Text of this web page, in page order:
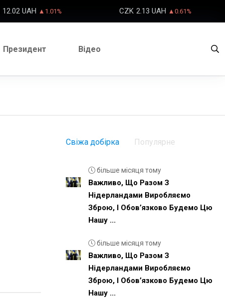
12.02 UAH ▲1.01% CZK 2.13 UAH ▲0.61%
Президент Відео
Свіжа добірка Популярне
більше місяця тому
Важливо, Що Разом З
Нідерландами Виробляємо
Зброю, І Обовʼязково Будемо Цю
Нашу ...
більше місяця тому
Важливо, Що Разом З
Нідерландами Виробляємо
Зброю, І Обовʼязково Будемо Цю
Нашу ...